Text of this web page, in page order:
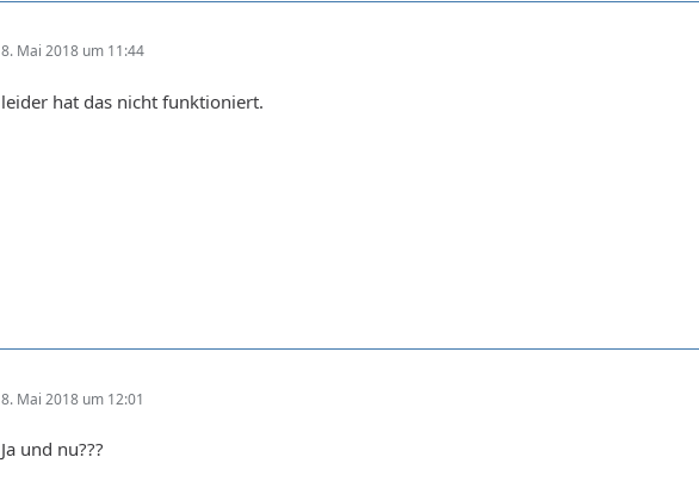
8. Mai 2018 um 11:44
leider hat das nicht funktioniert.
8. Mai 2018 um 12:01
Ja und nu???